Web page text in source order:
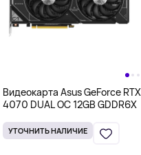
Видеокарта Asus GeForce RTX
4070 DUAL OC 12GB GDDR6X
УТОЧНИТЬ НАЛИЧИЕ